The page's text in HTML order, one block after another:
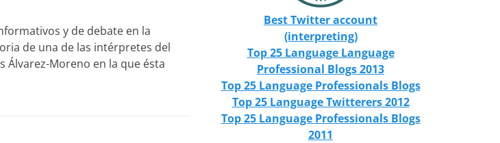
y de debate en la
de una de las intérpretes del
Álvarez-Moreno en la que ésta
Best Twitter account
(interpreting)
Top 25 Language Language
Professional Blogs 2013
Top 25 Language Professionals Blogs
Top 25 Language Twitterers 2012
Top 25 Language Professionals Blogs
2011